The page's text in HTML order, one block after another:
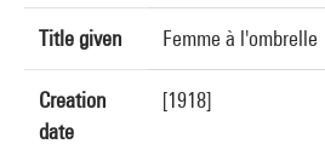
Title given Femme à l'ombrelle
Creation
date
[1918]